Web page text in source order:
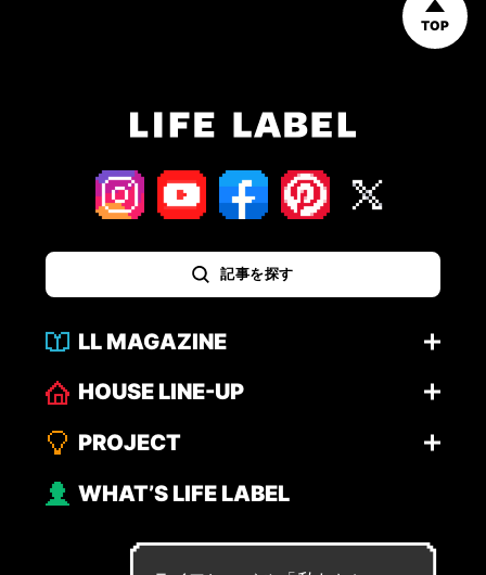
TOP
記事を探す
LL MAGAZINE
HOUSE LINE-UP
PROJECT
WHAT’S LIFE LABEL